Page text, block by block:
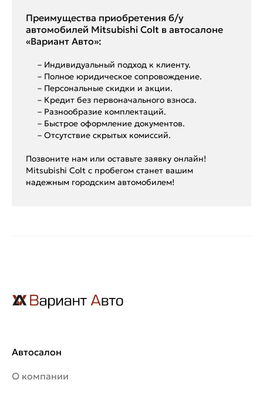
Преимущества приобретения б/у
автомобилей Mitsubishi Colt в автосалоне
«Вариант Авто»:
– Индивидуальный подход к клиенту.
– Полное юридическое сопровождение.
– Персональные скидки и акции.
– Кредит без первоначального взноса.
– Разнообразие комплектаций.
– Быстрое оформление документов.
– Отсутствие скрытых комиссий.
Позвоните нам или оставьте заявку онлайн!
Mitsubishi Colt с пробегом станет вашим
надежным городским автомобилем!
Автосалон
О компании